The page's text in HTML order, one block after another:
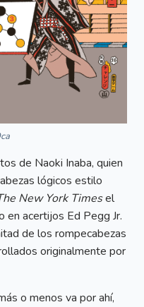
de Naoki Inaba, quien
lógicos estilo
New York Timesel
acertijos Ed Pegg Jr.
de los rompecabezas
originalmente por
o menos va por ahí,